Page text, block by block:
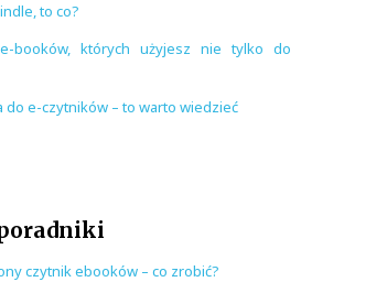
to co?
booków, których użyjesz nie tylko do
do e-czytników – to warto wiedzieć
czytnik ebooków – co zrobić?